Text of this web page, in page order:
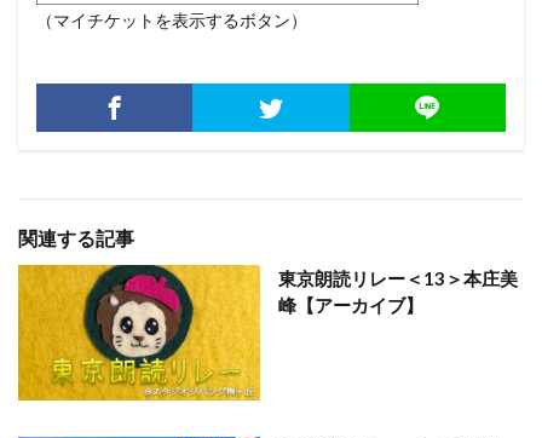
（マイチケットを表示するボタン）
関連する記事
東京朗読リレー＜13＞本庄美
峰【アーカイブ】